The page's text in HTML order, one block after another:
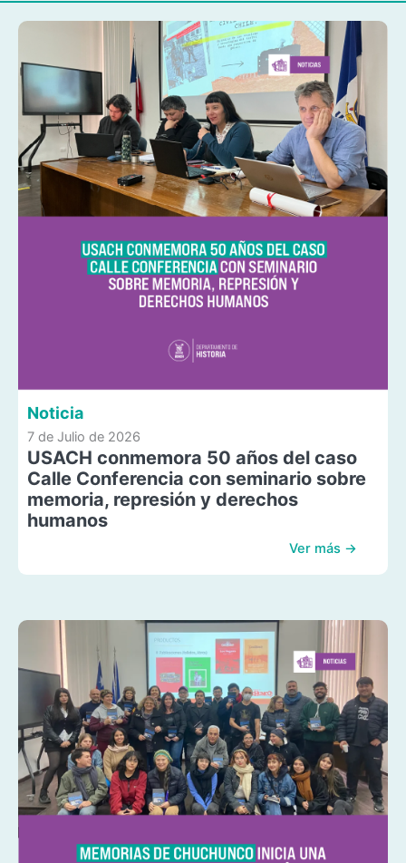
Noticia
7 de Julio de 2026
USACH conmemora 50 años del caso
Calle Conferencia con seminario sobre
memoria, represión y derechos
humanos
Ver más →